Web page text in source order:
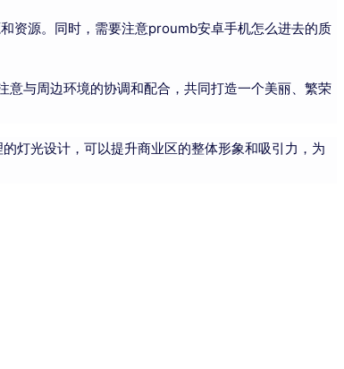
源。同时，需要注意proumb安卓手机怎么进去的质
意与周边环境的协调和配合，共同打造一个美丽、繁荣
光设计，可以提升商业区的整体形象和吸引力，为